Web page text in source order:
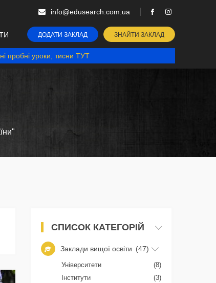
info@edusearch.com.ua
ДОДАТИ ЗАКЛАД ЗНАЙТИ ЗАКЛАД
пробні уроки, тисни ТУТ
СПИСОК КАТЕГОРІЙ
Заклади вищої освіти (47)
Університети
(8)
Інститути
(3)